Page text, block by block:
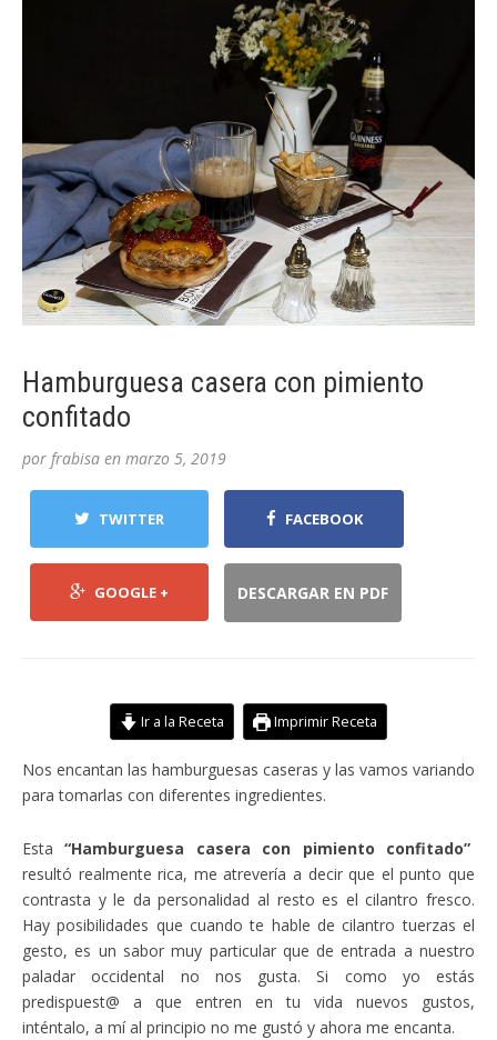
Hamburguesa casera con pimiento
confitado
por frabisa en marzo 5, 2019
TWITTER FACEBOOK
GOOGLE + DESCARGAR EN PDF
Ir a la Receta Imprimir Receta
Nos encantan las hamburguesas caseras y las vamos variando
para tomarlas con diferentes ingredientes.
Esta“Hamburguesa casera con pimiento confitado”
resultó realmente rica, me atrevería a decir que el punto que
contrasta y le da personalidad al resto es el cilantro fresco.
Hay posibilidades que cuando te hable de cilantro tuerzas el
gesto, es un sabor muy particular que de entrada a nuestro
paladar occidental no nos gusta. Si como yo estás
predispuest@ a que entren en tu vida nuevos gustos,
inténtalo, a mí al principio no me gustó y ahora me encanta.